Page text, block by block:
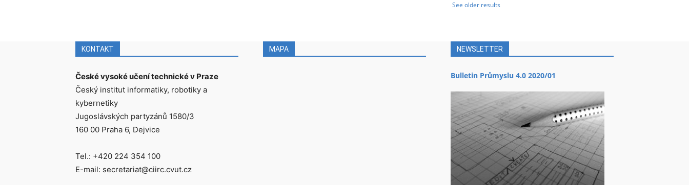
See older results
KONTAKT
České vysoké učení technické v Praze
Český institut informatiky, robotiky a
kybernetiky
Jugoslávských partyzánů 1580/3
160 00 Praha 6, Dejvice
Tel.: +420 224 354 100
E-mail: secretariat@ciirc.cvut.cz
MAPA NEWSLETTER
Bulletin Průmyslu 4.0 2020/01